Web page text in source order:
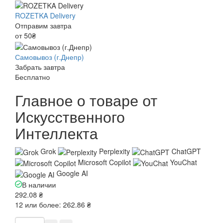
ROZETKA Delivery
Отправим завтра
от 50₴
Самовывоз (г.Днепр)
Забрать завтра
Бесплатно
Главное о товаре от
Искусственного
Интеллекта
Grok Perplexity
ChatGPT
Microsoft Copilot
YouChat
Google AI
В наличии
292.08 ₴
12 или более: 262.86 ₴